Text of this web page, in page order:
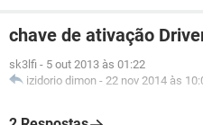
chave de ativação
sk3lfi - 5 out 2013 às 01:22
izidorio dimon - 22 nov 2014 às